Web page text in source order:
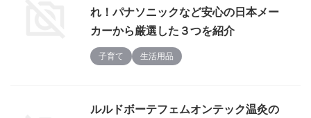
れ！パナソニックなど安心の日本メー
カーから厳選した３つを紹介
子育て 生活用品
ルルドボーテフェムオンテック温灸の